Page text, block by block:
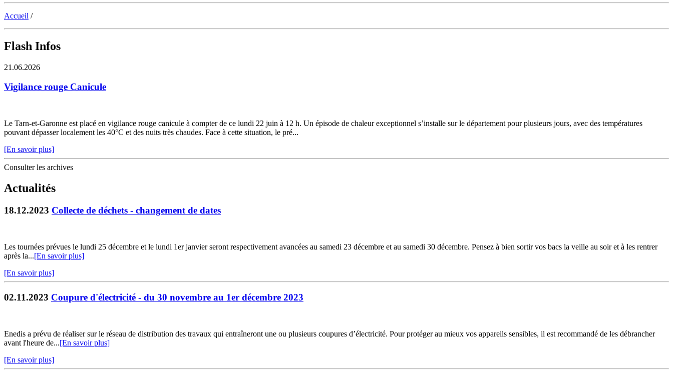
Accueil /
Flash Infos
21.06.2026
Vigilance rouge Canicule
Le Tarn-et-Garonne est placé en vigilance rouge canicule à compter de ce lundi 22 juin à 12 h. Un épisode de chaleur exceptionnel s’installe sur le département pour plusieurs jours, avec des températures
pouvant dépasser localement les 40°C et des nuits très chaudes. Face à cette situation, le pré...
[En savoir plus]
Consulter les archives
Actualités
18.12.2023 Collecte de déchets - changement de dates
Les tournées prévues le lundi 25 décembre et le lundi 1er janvier seront respectivement avancées au samedi 23 décembre et au samedi 30 décembre. Pensez à bien sortir vos bacs la veille au soir et à les rentrer
après la...[En savoir plus]
[En savoir plus]
02.11.2023 Coupure d'électricité - du 30 novembre au 1er décembre 2023
Enedis a prévu de réaliser sur le réseau de distribution des travaux qui entraîneront une ou plusieurs coupures d’électricité. Pour protéger au mieux vos appareils sensibles, il est recommandé de les débrancher
avant l'heure de...[En savoir plus]
[En savoir plus]